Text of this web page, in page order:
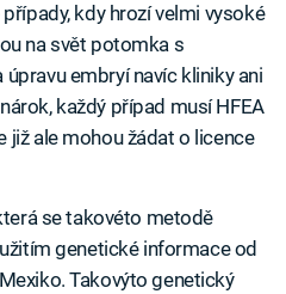
kdy hrozí velmi vysoké
na svět potomka s
embryí navíc kliniky ani
každý případ musí HFEA
ale mohou žádat o licence
se takovéto metodě
genetické informace od
Takovýto genetický